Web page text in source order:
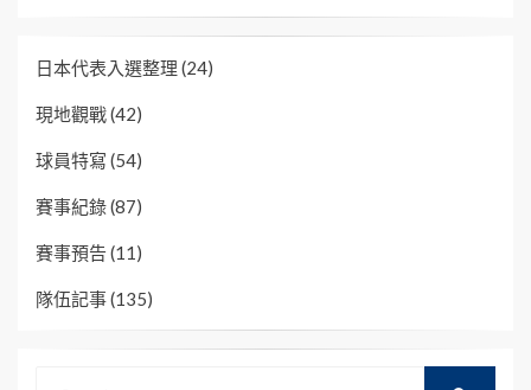
日本代表入選整理 (24)
現地觀戰(42)
球員特寫 (54)
賽事紀錄(87)
賽事預告(11)
隊伍記事(135)